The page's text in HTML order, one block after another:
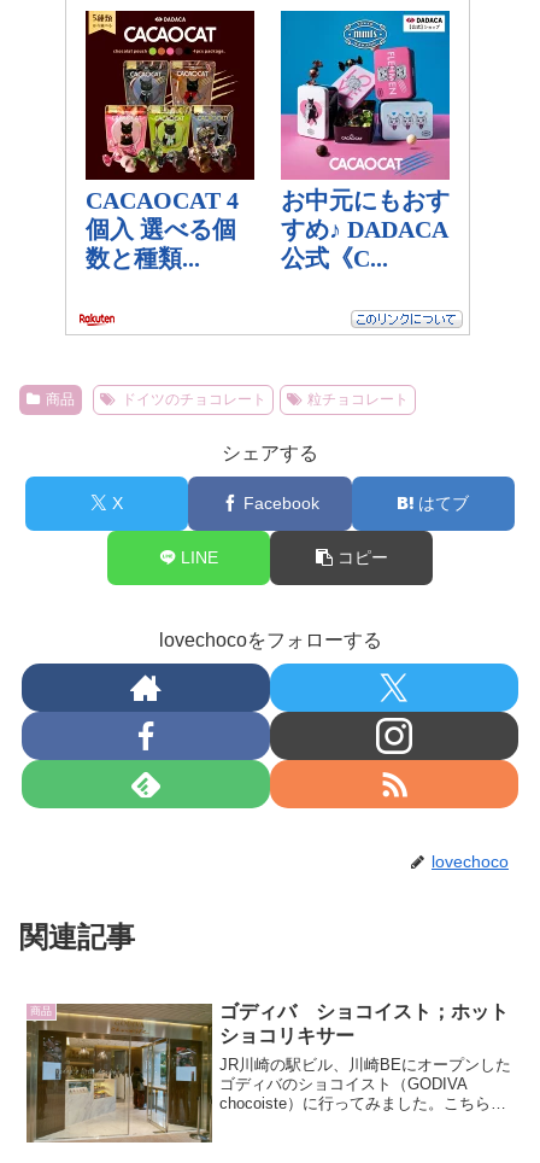
商品 ドイツのチョコレート 粒チョコレート
シェアする
X Facebook はてブ
LINE コピー
lovechocoをフォローする
lovechoco
関連記事
商品
ゴディバ ショコイスト；ホット
ショコリキサー
JR川崎の駅ビル、川崎BEにオープンした
ゴディバのショコイスト（GODIVA
chocoiste）に行ってみました。こちらの